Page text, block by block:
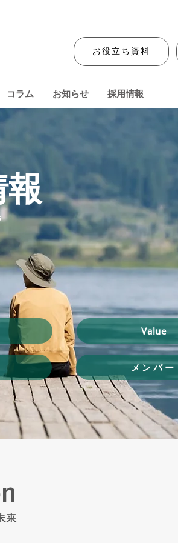
お役立ち資料
コラム お知らせ 採用情報
Value
メンバー
来